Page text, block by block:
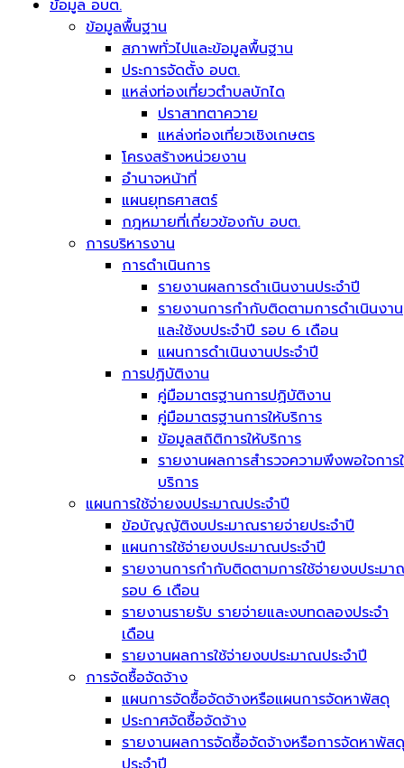
ข้อมูล อบต.
ข้อมูลพื้นฐาน
สภาพทั่วไปและข้อมูลพื้นฐาน
ประการจัดตั้ง อบต.
แหล่งท่องเที่ยวตำบลบักได
ปราสาทตาควาย
แหล่งท่องเที่ยวเชิงเกษตร
โครงสร้างหน่วยงาน
อำนาจหน้าที่
แผนยุทธศาสตร์
กฎหมายที่เกี่ยวข้องกับ อบต.
การบริหารงาน
การดำเนินการ
รายงานผลการดำเนินงานประจำปี
รายงานการกำกับติดตามการดำเนินงาน
และใช้งบประจำปี รอบ 6 เดือน
แผนการดำเนินงานประจำปี
การปฏิบัติงาน
คู่มือมาตรฐานการปฏิบัติงาน
คู่มือมาตรฐานการให้บริการ
ข้อมูลสถิติการให้บริการ
รายงานผลการสำรวจความพึงพอใจการ
บริการ
แผนการใช้จ่ายงบประมาณประจำปี
ข้อบัญญัติงบประมาณรายจ่ายประจำปี
แผนการใช้จ่ายงบประมาณประจำปี
รายงานการกำกับติดตามการใช้จ่ายงบประม
รอบ 6 เดือน
รายงานรายรับ รายจ่ายและงบทดลองประจำ
เดือน
รายงานผลการใช้จ่ายงบประมาณประจำปี
การจัดซื้อจัดจ้าง
แผนการจัดซื้อจัดจ้างหรือแผนการจัดหาพัสดุ
ประกาศจัดซื้อจัดจ้าง
รายงานผลการจัดซื้อจัดจ้างหรือการจัดหาพัสดุ